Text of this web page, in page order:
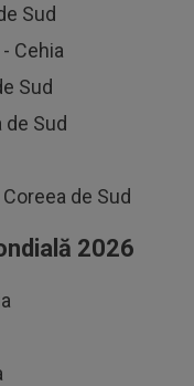
Sud
Cehia
Sud
de Sud
de Sud
2026